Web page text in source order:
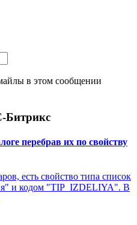
в этом сообщении
Битрикс
перебрав их по свойству
есть свойство типа список
и кодом "TIP_IZDELIYA". В